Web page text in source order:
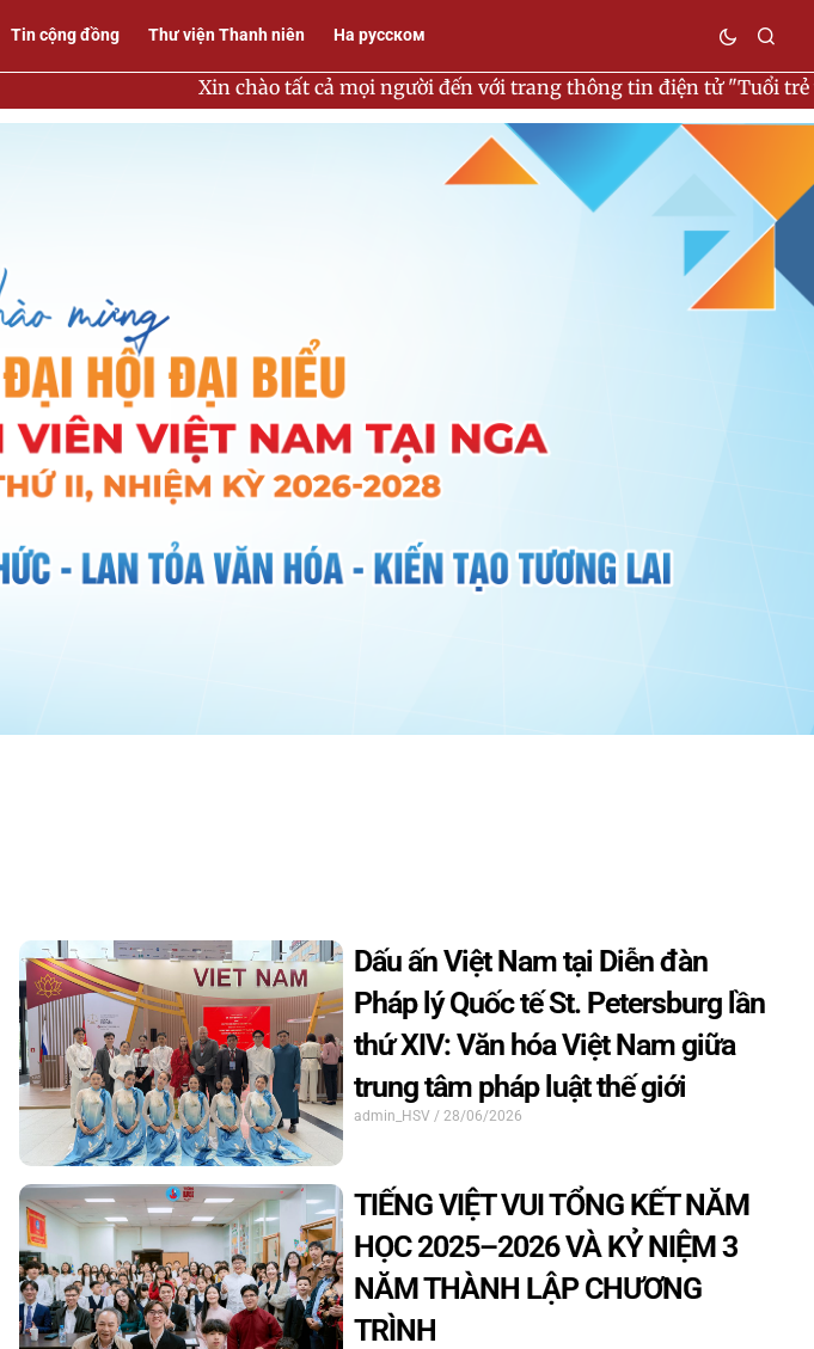
Tin cộng đồng Thư viện Thanh niên На русском
Xin chào tất cả mọi người đến với trang thông tin điện tử "Tuổi trẻ tại Nga" !
Dấu ấn Việt Nam tại Diễn đàn
Pháp lý Quốc tế St. Petersburg lần
thứ XIV: Văn hóa Việt Nam giữa
trung tâm pháp luật thế giới
admin_HSV 28/06/2026
TIẾNG VIỆT VUI TỔNG KẾT NĂM
HỌC 2025–2026 VÀ KỶ NIỆM 3
NĂM THÀNH LẬP CHƯƠNG
TRÌNH